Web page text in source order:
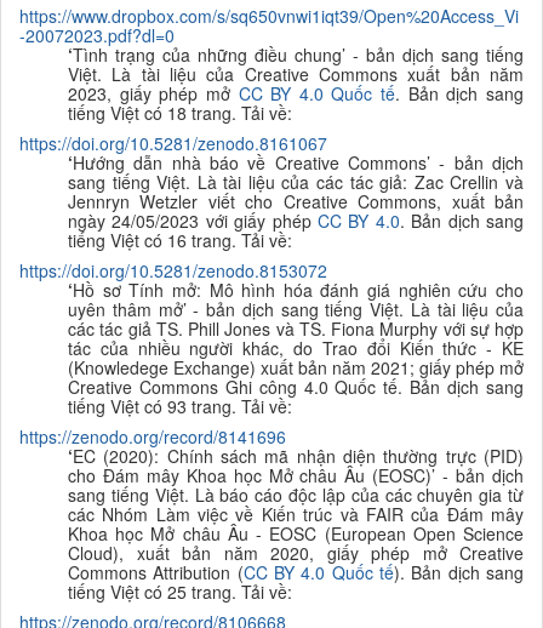
https://www.dropbox.com/s/sq650vnwi1iqt39/Open%20Access_Vi
-20072023.pdf?dl=0
‘Tình trạng của những điều chung’ - bản dịch sang tiếng
Việt. Là tài liệu của Creative Commons xuất bản năm
2023, giấy phép mở CC BY 4.0 Quốc tế. Bản dịch sang
tiếng Việt có 18 trang. Tải về:
https://doi.org/10.5281/zenodo.8161067
‘Hướng dẫn nhà báo về Creative Commons’ - bản dịch
sang tiếng Việt. Là tài liệu của các tác giả: Zac Crellin và
Jennryn Wetzler viết cho Creative Commons, xuất bản
ngày 24/05/2023 với giấy phép CC BY 4.0. Bản dịch sang
tiếng Việt có 16 trang. Tải về:
https://doi.org/10.5281/zenodo.8153072
‘Hồ sơ Tính mở: Mô hình hóa đánh giá nghiên cứu cho
uyên thâm mở’ - bản dịch sang tiếng Việt. Là tài liệu của
các tác giả TS. Phill Jones và TS. Fiona Murphy với sự hợp
tác của nhiều người khác, do Trao đổi Kiến thức - KE
(Knowledege Exchange) xuất bản năm 2021; giấy phép mở
Creative Commons Ghi công 4.0 Quốc tế. Bản dịch sang
tiếng Việt có 93 trang. Tải về:
https://zenodo.org/record/8141696
‘EC (2020): Chính sách mã nhận diện thường trực (PID)
cho Đám mây Khoa học Mở châu Âu (EOSC)’ - bản dịch
sang tiếng Việt. Là báo cáo độc lập của các chuyên gia từ
các Nhóm Làm việc về Kiến trúc và FAIR của Đám mây
Khoa học Mở châu Âu - EOSC (European Open Science
Cloud), xuất bản năm 2020, giấy phép mở Creative
Commons Attribution (CC BY 4.0 Quốc tế). Bản dịch sang
tiếng Việt có 25 trang. Tải về:
https://zenodo.org/record/8106668